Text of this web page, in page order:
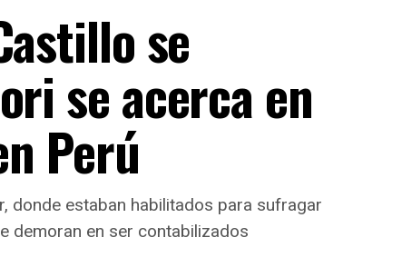
se
se acerca en
Perú
donde estaban habilitados para sufragar
demoran en ser contabilizados